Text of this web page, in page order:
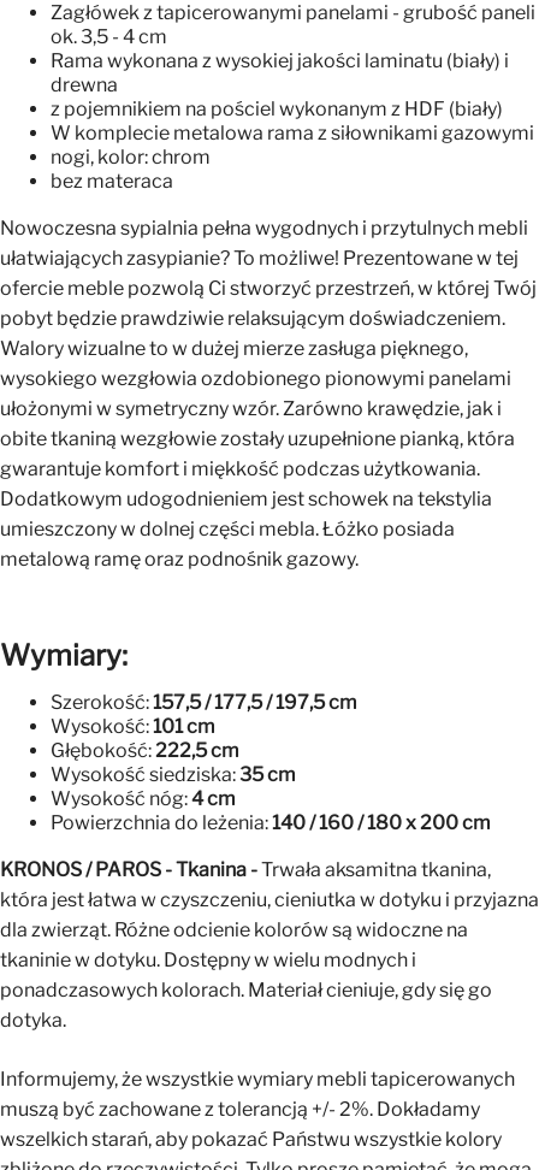
Zagłówek z tapicerowanymi panelami - grubość paneli
ok. 3,5 - 4 cm
Rama wykonana z wysokiej jakości laminatu (biały) i
drewna
z pojemnikiem na pościel wykonanym z HDF (biały)
W komplecie metalowa rama z siłownikami gazowymi
nogi, kolor: chrom
bez materaca
Nowoczesna sypialnia pełna wygodnych i przytulnych mebli
ułatwiających zasypianie? To możliwe! Prezentowane w tej
ofercie meble pozwolą Ci stworzyć przestrzeń, w której Twój
pobyt będzie prawdziwie relaksującym doświadczeniem.
Walory wizualne to w dużej mierze zasługa pięknego,
wysokiego wezgłowia ozdobionego pionowymi panelami
ułożonymi w symetryczny wzór. Zarówno krawędzie, jak i
obite tkaniną wezgłowie zostały uzupełnione pianką, która
gwarantuje komfort i miękkość podczas użytkowania.
Dodatkowym udogodnieniem jest schowek na tekstylia
umieszczony w dolnej części mebla. Łóżko posiada
metalową ramę oraz podnośnik gazowy.
Wymiary:
Szerokość:157,5 / 177,5 / 197,5 cm
Wysokość:101 cm
Głębokość:222,5 cm
Wysokość siedziska: 35 cm
Wysokość nóg:4 cm
Powierzchnia do leżenia:140 / 160 / 180 x 200 cm
KRONOS / PAROS - Tkanina -Trwała aksamitna tkanina,
która jest łatwa w czyszczeniu, cieniutka w dotyku i przyjazna
dla zwierząt. Różne odcienie kolorów są widoczne na
tkaninie w dotyku. Dostępny w wielu modnych i
ponadczasowych kolorach. Materiał cieniuje, gdy się go
dotyka.
Informujemy, że wszystkie wymiary mebli tapicerowanych
muszą być zachowane z tolerancją +/- 2%. Dokładamy
wszelkich starań, aby pokazać Państwu wszystkie kolory